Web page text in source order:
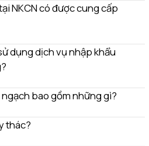
NKCN có được cung cấp
dụng dịch vụ nhập khẩu
bao gồm những gì?
thác?